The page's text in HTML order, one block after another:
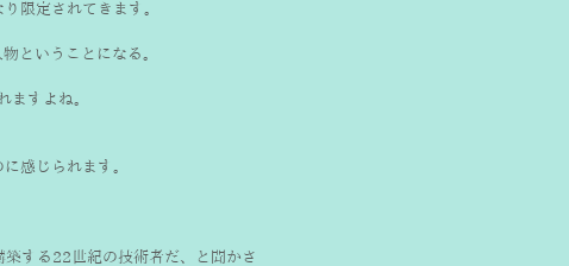
限定されてきます。
ということになる。
ますよね。
感じられます。
する22世紀の技術者だ、と聞かさ